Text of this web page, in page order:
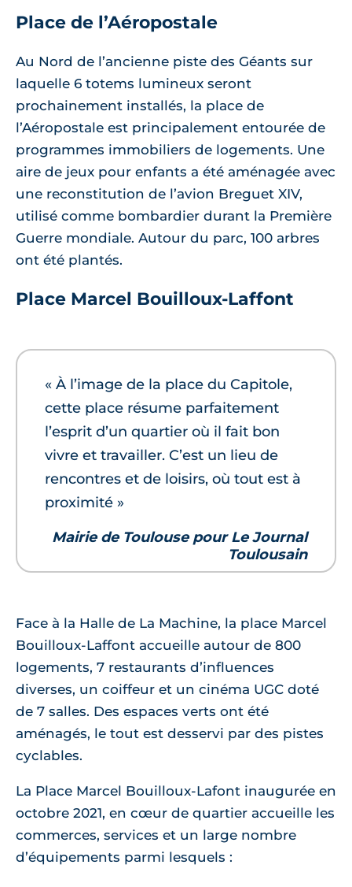
Place de l’Aéropostale
Au Nord de l’ancienne piste des Géants sur
laquelle 6 totems lumineux seront
prochainement installés, la place de
l’Aéropostale est principalement entourée de
programmes immobiliers de logements. Une
aire de jeux pour enfants a été aménagée avec
une reconstitution de l’avion Breguet XIV,
utilisé comme bombardier durant la Première
Guerre mondiale. Autour du parc, 100 arbres
ont été plantés.
Place Marcel Bouilloux-Laffont
« À l’image de la place du Capitole,
cette place résume parfaitement
l’esprit d’un quartier où il fait bon
vivre et travailler. C’est un lieu de
rencontres et de loisirs, où tout est à
proximité »
Mairie de Toulouse pour Le Journal
Toulousain
Face à la Halle de La Machine, la place Marcel
Bouilloux-Laffont accueille autour de 800
logements, 7 restaurants d’influences
diverses, un coiffeur et un cinéma UGC doté
de 7 salles. Des espaces verts ont été
aménagés, le tout est desservi par des pistes
cyclables.
La Place Marcel Bouilloux-Lafont inaugurée en
octobre 2021, en cœur de quartier accueille les
commerces, services et un large nombre
d’équipements parmi lesquels :